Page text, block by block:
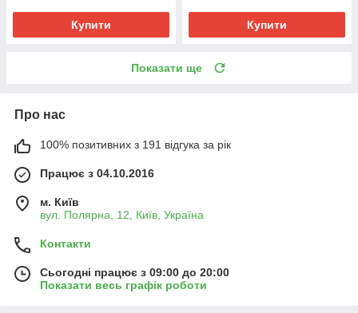
Купити Купити
Показати ще
Про нас
100% позитивних з 191 відгука за рік
Працює з 04.10.2016
м. Київ
вул. Полярна, 12, Київ, Україна
Контакти
Сьогодні працює з 09:00 до 20:00
Показати весь графік роботи